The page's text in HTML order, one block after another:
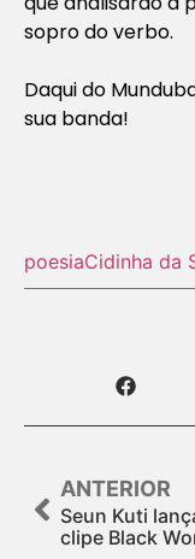
sopro do verbo.
Daqui do
sua banda!
poesiaCidinha da
ANTERIOR
Seun Kuti
clipe Black